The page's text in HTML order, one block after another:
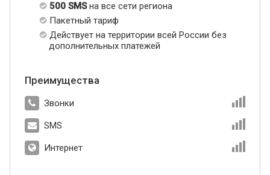
500 SMSна все сети региона
Пакетный тариф
Действует на территории всей России без
дополнительных платежей
Преимущества
Звонки
SMS
Интернет